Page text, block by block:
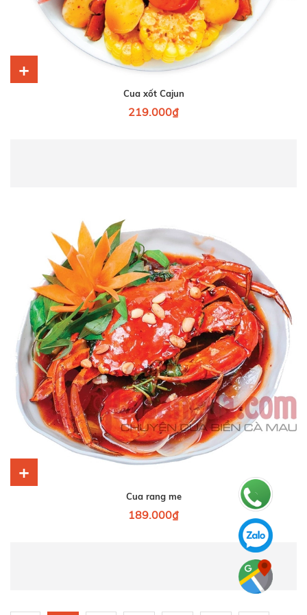
+
Cua xốt Cajun
219.000₫
+
Cua rang me
189.000₫